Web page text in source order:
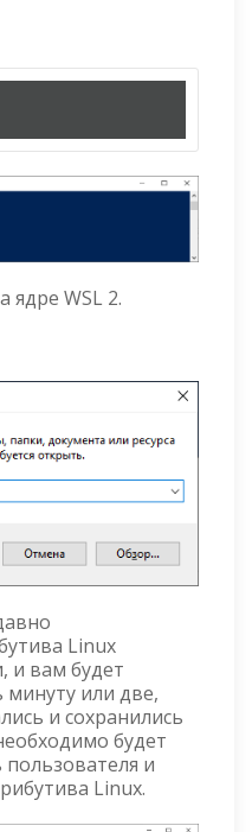
ядре WSL 2.
Linux
и вам будет
или две,
и сохранились
будет
пользователя и
Linux.